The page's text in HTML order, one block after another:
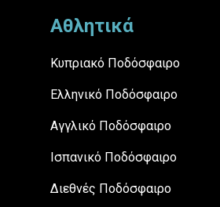
Αθλητικά
Κυπριακό Ποδόσφαιρο
Ελληνικό Ποδόσφαιρο
Αγγλικό Ποδόσφαιρο
Ισπανικό Ποδόσφαιρο
Διεθνές Ποδόσφαιρο